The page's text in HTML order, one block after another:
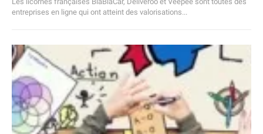
entreprises en ligne qui ont atteint des valorisations...